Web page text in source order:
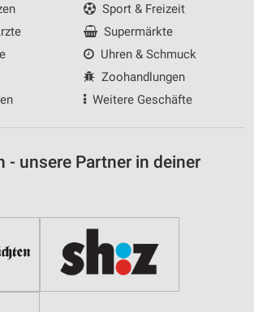
Sport & Freizeit
Supermärkte
Uhren & Schmuck
Zoohandlungen
Weitere Geschäfte
- unsere Partner in deiner